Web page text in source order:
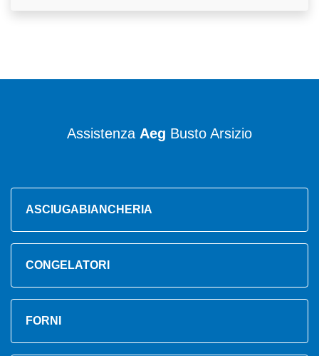
Assistenza Aeg Busto Arsizio
ASCIUGABIANCHERIA
CONGELATORI
FORNI